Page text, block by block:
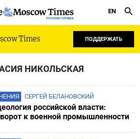
РУССКАЯ СЛУЖБА
EN
Times ПОДДЕРЖАТЬ
НИКОЛЬСКАЯ
СЕРГЕЙ БЕЛАНОВСКИЙ
российской власти:
к военной промышленности